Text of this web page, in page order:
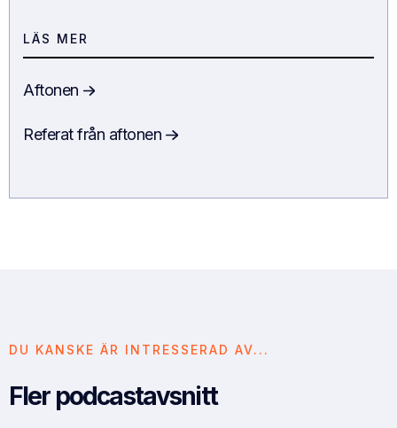
LÄS MER
Aftonen
Referat från aftonen
DU KANSKE ÄR INTRESSERAD AV...
Fler podcastavsnitt